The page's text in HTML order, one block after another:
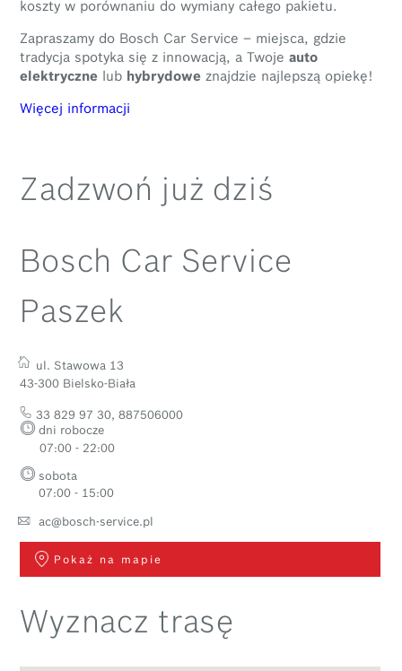
koszty w porównaniu do wymiany całego pakietu.
Zapraszamy do Bosch Car Service – miejsca, gdzie
tradycja spotyka się z innowacją, a Twoje auto
elektryczne lub hybrydowe znajdzie najlepszą opiekę!
Więcej informacji
Zadzwoń już dziś
Bosch Car Service
Paszek
ul. Stawowa 13
43-300 Bielsko-Biała
33 829 97 30, 887506000
dni robocze
07:00 - 22:00
sobota
07:00 - 15:00
ac@bosch-service.pl
Pokaż na mapie
Wyznacz trasę